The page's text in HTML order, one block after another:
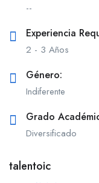
--
Experiencia
2 - 3 Años
Género:
Indiferente
Grado
Diversificado
talentoic